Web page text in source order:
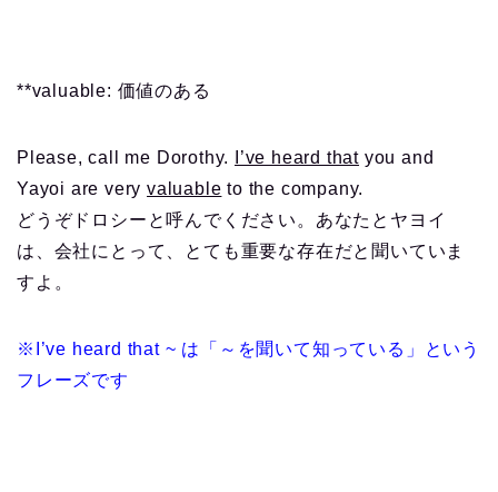
**valuable: 価値のある
Please, call me Dorothy. I’ve heard that you and
Yayoi are veryvaluable to the company.
どうぞドロシーと呼んでください。あなたとヤヨイ
は、会社にとって、とても重要な存在だと聞いていま
すよ。
※I’ve heard that ~ は「～を聞いて知っている」という
フレーズです